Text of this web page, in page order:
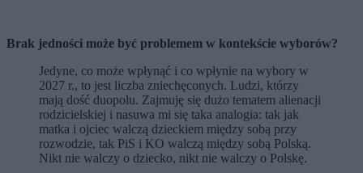
Brak jedności może być problemem w kontekście wyborów?
Jedyne, co może wpłynąć i co wpłynie na wybory w
2027 r., to jest liczba zniechęconych. Ludzi, którzy
mają dość duopolu. Zajmuję się dużo tematem alienacji
rodzicielskiej i nasuwa mi się taka analogia: tak jak
matka i ojciec walczą dzieckiem między sobą przy
rozwodzie, tak PiS i KO walczą między sobą Polską.
Nikt nie walczy o dziecko, nikt nie walczy o Polskę.